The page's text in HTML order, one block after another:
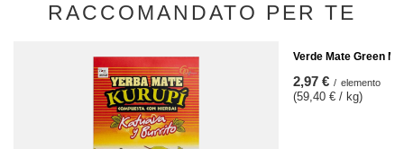
RACCOMANDATO PER TE
Verde Mate Green
2,97 € / elemento
(59,40 € / kg)